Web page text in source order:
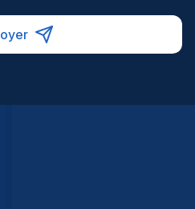
with technical
beingRole Impact &
you will directly influence
perspectives, combined